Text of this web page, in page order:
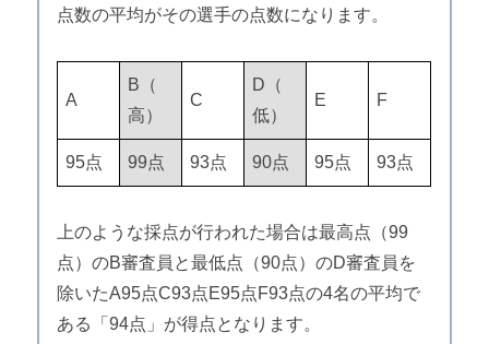
点数の平均がその選手の点数になります。
A
B（
高）
C
D（
低）
E F
95点 99点 93点 90点 95点 93点
上のような採点が行われた場合は最高点（99
点）のB審査員と最低点（90点）のD審査員を
除いたA95点C93点E95点F93点の4名の平均で
ある「94点」が得点となります。